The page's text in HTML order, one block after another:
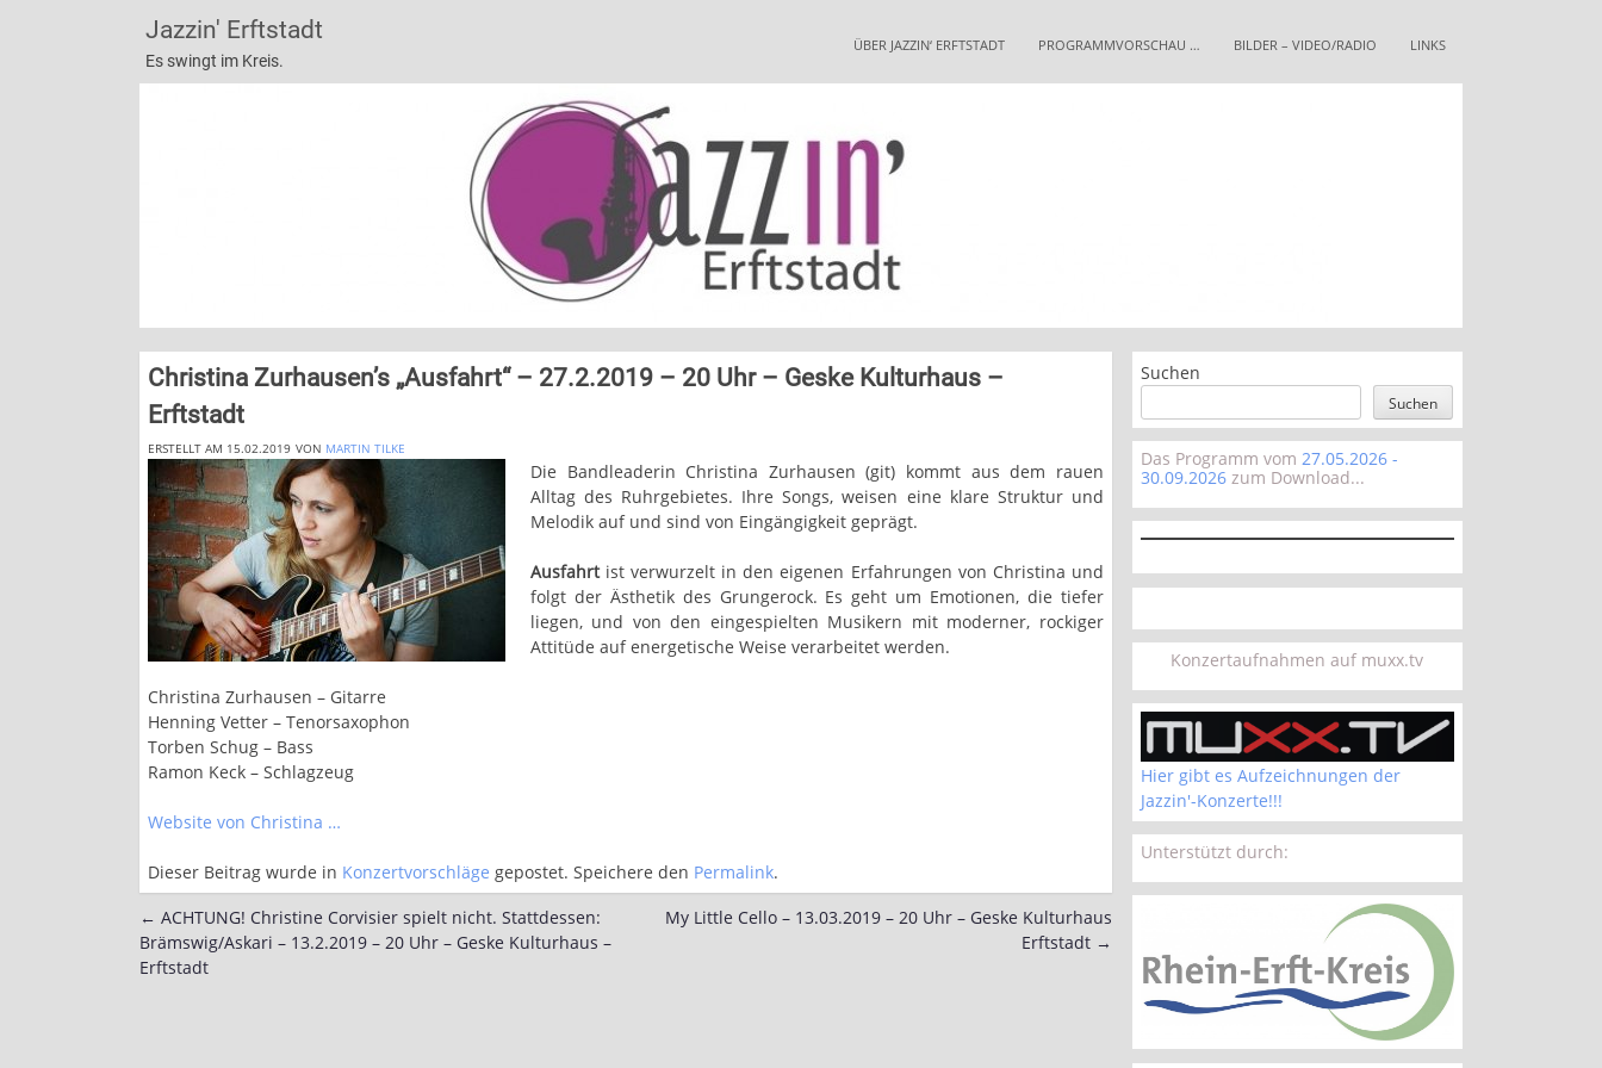
Jazzin' Erftstadt
Es swingt im Kreis.
ÜBER JAZZIN‘ ERFTSTADT PROGRAMMVORSCHAU … BILDER – VIDEO/RADIO LINKS
Christina Zurhausen’s „Ausfahrt“ – 27.2.2019 – 20 Uhr – Geske Kulturhaus –
Erftstadt
ERSTELLT AM 15.02.2019 VON MARTIN TILKE
Die Bandleaderin Christina Zurhausen (git) kommt aus dem rauen
Alltag des Ruhrgebietes. Ihre Songs, weisen eine klare Struktur und
Melodik auf und sind von Eingängigkeit geprägt.
Ausfahrtist verwurzelt in den eigenen Erfahrungen von Christina und
folgt der Ästhetik des Grungerock. Es geht um Emotionen, die tiefer
liegen, und von den eingespielten Musikern mit moderner, rockiger
Attitüde auf energetische Weise verarbeitet werden.
Christina Zurhausen – Gitarre
Henning Vetter – Tenorsaxophon
Torben Schug – Bass
Ramon Keck – Schlagzeug
Website von Christina …
Dieser Beitrag wurde in Konzertvorschläge gepostet. Speichere den Permalink.
Post
navigation
← ACHTUNG! Christine Corvisier spielt nicht. Stattdessen:
Brämswig/Askari – 13.2.2019 – 20 Uhr – Geske Kulturhaus –
Erftstadt
My Little Cello – 13.03.2019 – 20 Uhr – Geske Kulturhaus
Erftstadt →
Suchen
Suchen
Das Programm vom 27.05.2026 -
30.09.2026zum Download...
Konzertaufnahmen auf muxx.tv
Hier gibt es Aufzeichnungen der
Jazzin'-Konzerte!!!
Unterstützt durch: